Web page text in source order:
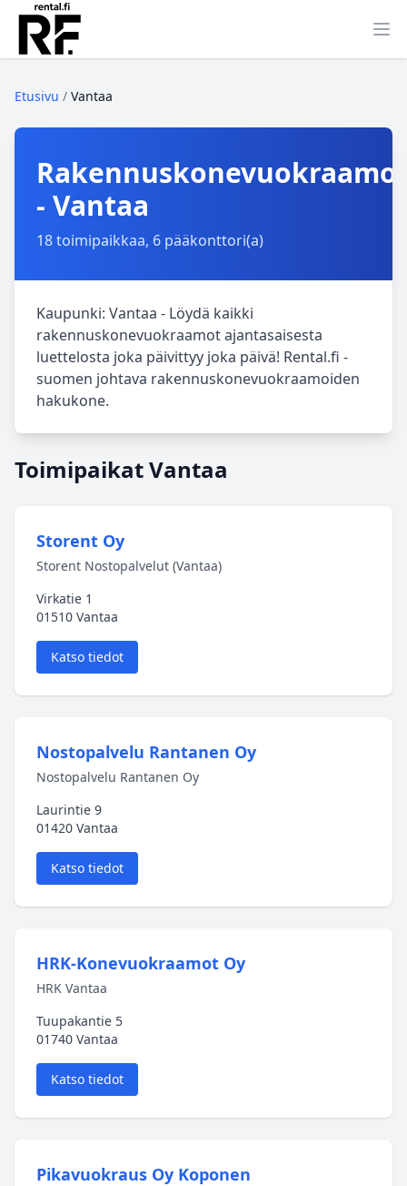
Etusivu / Vantaa
- Vantaa
18 toimipaikkaa, 6 pääkonttori(a)
Kaupunki: Vantaa - Löydä kaikki
rakennuskonevuokraamot ajantasaisesta
luettelosta joka päivittyy joka päivä! Rental.fi -
suomen johtava rakennuskonevuokraamoiden
hakukone.
Toimipaikat Vantaa
Storent Oy
Storent Nostopalvelut (Vantaa)
Virkatie 1
01510 Vantaa
Katso tiedot
Nostopalvelu Rantanen Oy
Nostopalvelu Rantanen Oy
Laurintie 9
01420 Vantaa
Katso tiedot
HRK-Konevuokraamot Oy
HRK Vantaa
Tuupakantie 5
01740 Vantaa
Katso tiedot
Pikavuokraus Oy Koponen